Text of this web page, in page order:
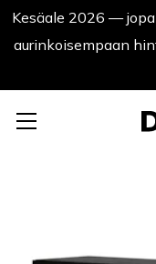
Kesäale 2026 —
aurinkoisempaan
Storage